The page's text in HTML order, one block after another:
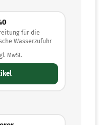
für die
Wasserzufuhr
MwSt.